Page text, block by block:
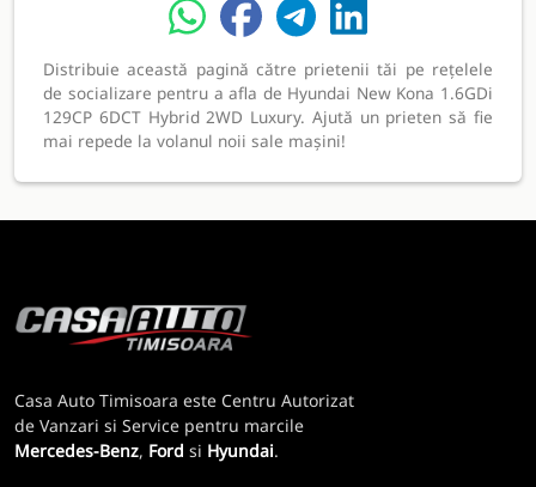
Distribuie această pagină către prietenii tăi pe rețelele
de socializare pentru a afla de Hyundai New Kona 1.6GDi
129CP 6DCT Hybrid 2WD Luxury. Ajută un prieten să fie
mai repede la volanul noii sale mașini!
Casa Auto Timisoara este Centru Autorizat
de Vanzari si Service pentru marcile
Mercedes-Benz, Ford si Hyundai.